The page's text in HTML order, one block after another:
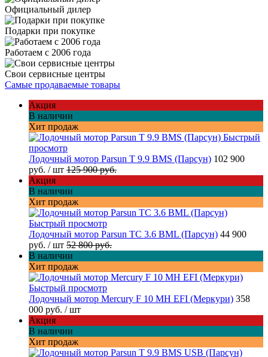
Официальный дилер
Подарки при покупке
Работаем с 2006 года
Свои сервисные центры
Самые продаваемые товары
Акция
В наличии
Хит продаж
Быстрый
просмотр
Лодочный мотор Parsun T 9.9 BMS (Парсун) 102 900
руб. / шт 125 900 руб.
Акция
В наличии
Хит продаж
Быстрый просмотр
Лодочный мотор Parsun TC 3.6 BML (Парсун) 44 900
руб. / шт 52 800 руб.
В наличии
Хит продаж
Быстрый просмотр
Лодочный мотор Mercury F 10 MH EFI (Меркури) 358
000 руб. / шт
Акция
В наличии
Хит продаж